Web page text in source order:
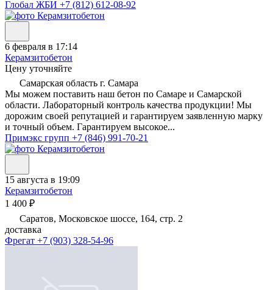
Глобал ЖБИ +7 (812) 612-08-92
6 февраля в 17:14
Керамзитобетон
Цену уточняйте
Самарская область г. Самара
Мы можем поставить наш бетон по Самаре и Самарской
области. Лабораторный контроль качества продукции! Мы
дорожим своей репутацией и гарантируем заявленную марку
и точный объем. Гарантируем высокое...
Примэкс групп +7 (846) 991-70-21
15 августа в 19:09
Керамзитобетон
1 400 ₽
Саратов, Московское шоссе, 164, стр. 2
доставка
Фрегат +7 (903) 328-54-96